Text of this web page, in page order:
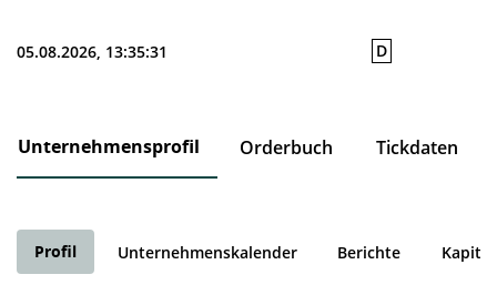
05.08.2026, 13:35:31 D
Unternehmensprofil Orderbuch Tickdaten
Profil Unternehmenskalender Berichte